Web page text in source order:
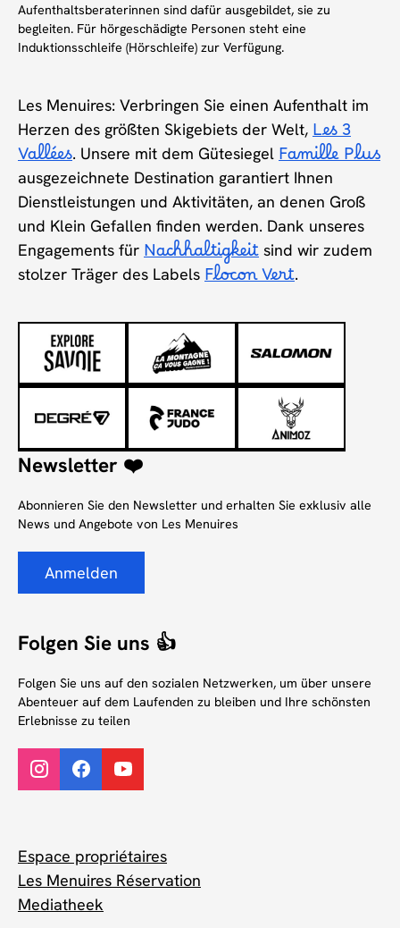
Aufenthaltsberaterinnen sind dafür ausgebildet, sie zu
begleiten. Für hörgeschädigte Personen steht eine
Induktionsschleife (Hörschleife) zur Verfügung.
Les Menuires: Verbringen Sie einen Aufenthalt im
Herzen des größten Skigebiets der Welt, Les 3
Vallées. Unsere mit dem Gütesiegel Famille Plus
ausgezeichnete Destination garantiert Ihnen
Dienstleistungen und Aktivitäten, an denen Groß
und Klein Gefallen finden werden. Dank unseres
Engagements für Nachhaltigkeit sind wir zudem
stolzer Träger des Labels Flocon Vert.
Newsletter ❤️
Abonnieren Sie den Newsletter und erhalten Sie exklusiv alle
News und Angebote von Les Menuires
Anmelden
Folgen Sie uns 👍
Folgen Sie uns auf den sozialen Netzwerken, um über unsere
Abenteuer auf dem Laufenden zu bleiben und Ihre schönsten
Erlebnisse zu teilen
Espace propriétaires
Les Menuires Réservation
Mediatheek